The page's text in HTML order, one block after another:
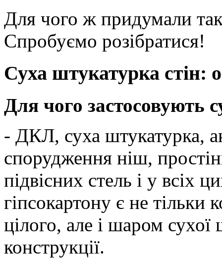
Для чого ж придумали
Спробуємо розібратися!
Суха штукатурка стін:
Для чого застосовують
- ДКЛ, суха штукатурка,
спорудження ніш,
підвісних стель і у всіх
гіпсокартону є не
цілого, але і шаром сухої
конструкції.